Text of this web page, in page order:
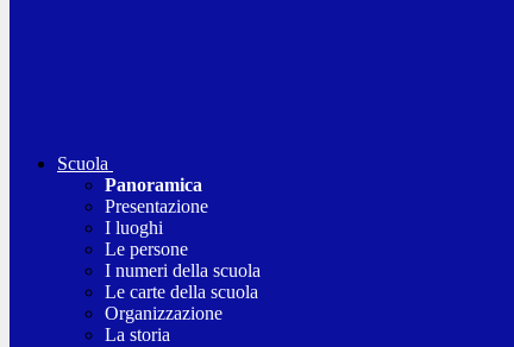
Scuola
Panoramica
Presentazione
I luoghi
Le persone
I numeri della scuola
Le carte della scuola
Organizzazione
La storia